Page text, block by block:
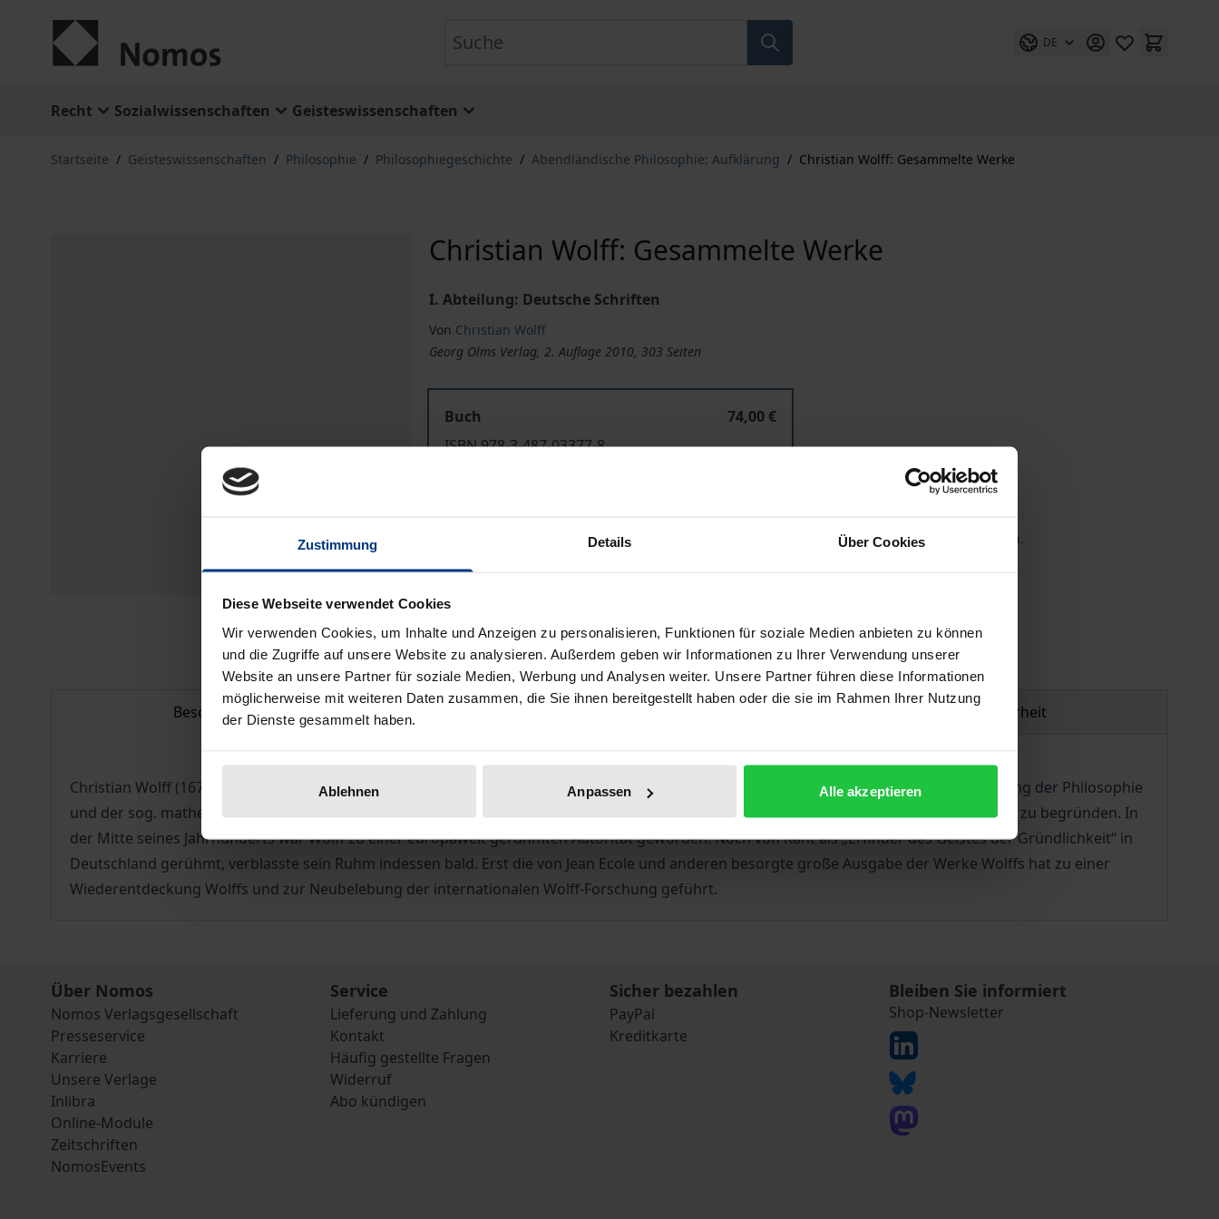
Zustimmung Details Über Cookies
Diese Webseite verwendet Cookies
Wir verwenden Cookies, um Inhalte und Anzeigen zu personalisieren, Funktionen für soziale Medien anbieten zu können
und die Zugriffe auf unsere Website zu analysieren. Außerdem geben wir Informationen zu Ihrer Verwendung unserer
Website an unsere Partner für soziale Medien, Werbung und Analysen weiter. Unsere Partner führen diese Informationen
möglicherweise mit weiteren Daten zusammen, die Sie ihnen bereitgestellt haben oder die sie im Rahmen Ihrer Nutzung
der Dienste gesammelt haben.
Ablehnen Anpassen Alle akzeptieren
DE
Recht Sozialwissenschaften Geisteswissenschaften
Startseite / Geisteswissenschaften / Philosophie / Philosophiegeschichte / Abendländische Philosophie: Aufklärung / Christian Wolff: Gesammelte Werke
Christian Wolff: Gesammelte Werke
I. Abteilung: Deutsche Schriften
Von Christian Wolff
Georg Olms Verlag, 2. Auflage 2010, 303 Seiten
Buch
74,00 €
ISBN 978-3-487-03377-8
Preisangaben inkl. MwSt. Abhängig von der Lieferadresse kann die MwSt. an der Kasse variieren.
Beschreibung Bibliografische Angaben Produktsicherheit
Christian Wolff (1679 – 1754) gilt als der bedeutendste und wirkungsmächtigste Philosoph der Früh- und Hochaufklärung. Unter der Leitung der Philosophie
und der sog. mathematischen Methode suchte er ein enzyklopädisches System der Wissenschaften auf dem Stand der Bildung seiner Zeit zu begründen. In
der Mitte seines Jahrhunderts war Wolff zu einer europaweit gerühmten Autorität geworden. Noch von Kant als „Erfinder des Geistes der Gründlichkeit“ in
Deutschland gerühmt, verblasste sein Ruhm indessen bald. Erst die von Jean Ecole und anderen besorgte große Ausgabe der Werke Wolffs hat zu einer
Wiederentdeckung Wolffs und zur Neubelebung der internationalen Wolff-Forschung geführt.
Über Nomos
Nomos Verlagsgesellschaft
Presseservice
Karriere
Unsere Verlage
Inlibra
Online-Module
Zeitschriften
NomosEvents
Service
Lieferung und Zahlung
Kontakt
Häufig gestellte Fragen
Widerruf
Abo kündigen
Sicher bezahlen
PayPal
Kreditkarte
Bleiben Sie informiert
Shop-Newsletter